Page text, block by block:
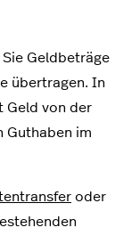
Geldbeträge
übertragen. In
Geld von der
Guthaben im
oder